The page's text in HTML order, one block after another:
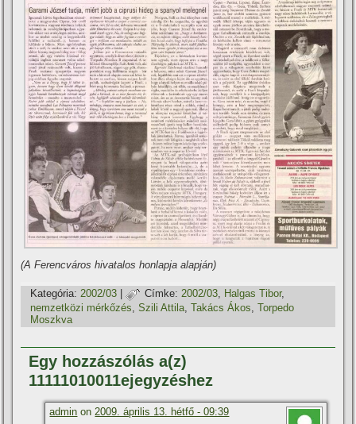
(A Ferencváros hivatalos honlapja alapján)
Kategória: 2002/03 | Címke: 2002/03, Halgas Tibor,
nemzetközi mérkőzés ,Szili Attila ,Takács Ákos ,Torpedo
Moszkva
Egy hozzászólás a(z)
11111010011ejegyzéshez
admin on 2009. április 13. hétfő - 09:39